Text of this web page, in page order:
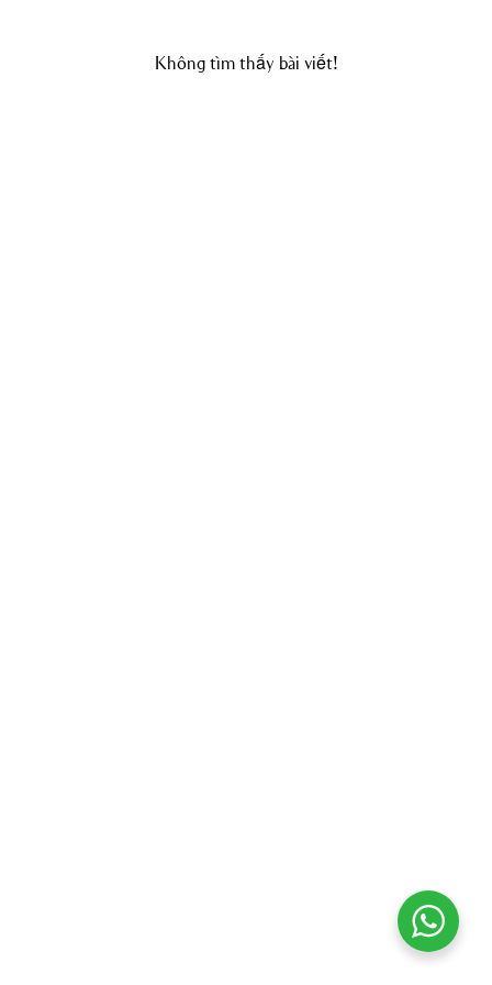
Không tìm thấy bài viết!